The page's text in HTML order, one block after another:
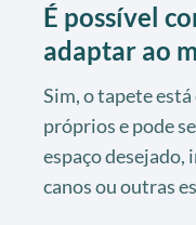
É possível
adaptar ao
Sim, o tapete
próprios e pode
espaço
canos ou outras